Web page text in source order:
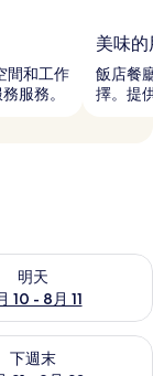
間和工作
服務。
美味
飯店餐
擇。提
明天
10 - 8月 11
10 - 8月 11) 的
下週末
月 21 - 8月 23)